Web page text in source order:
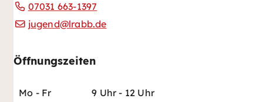
07031 663-1397
jugend@lrabb.de
Öffnungszeiten
Mo - Fr 9 Uhr - 12 Uhr